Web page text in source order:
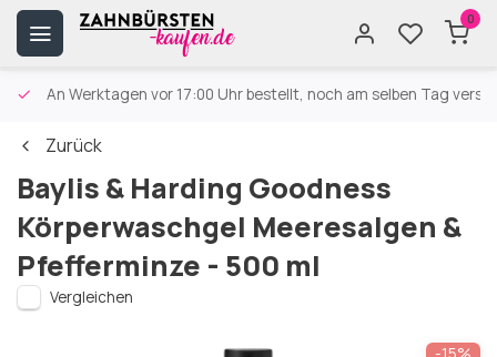
0
An Werktagen vor 17:00 Uhr bestellt, noch am selben Tag
Zurück
Baylis & Harding Goodness
Körperwaschgel Meeresalgen &
Pfefferminze - 500 ml
Vergleichen